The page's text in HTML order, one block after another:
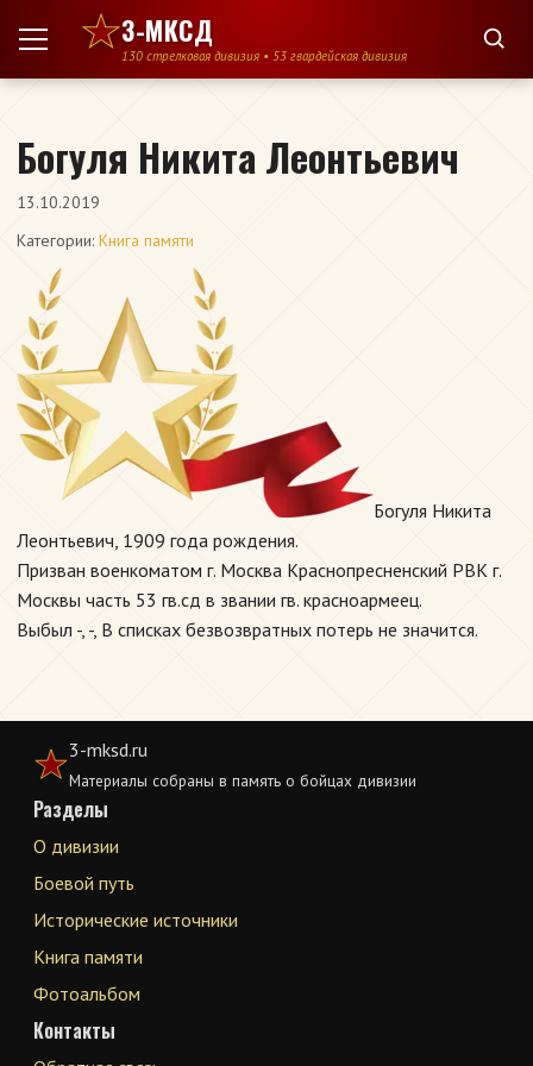
Перейти к содержимому
3-МКСД
130 стрелковая дивизия • 53 гвардейская дивизия
Богуля Никита Леонтьевич
13.10.2019
Категории: Книга памяти
Богуля Никита
Леонтьевич, 1909 года рождения.
Призван военкоматом г. Москва Краснопресненский РВК г.
Москвы часть 53 гв.сд в звании гв. красноармеец.
Выбыл -, -, В списках безвозвратных потерь не значится.
3-mksd.ru
Материалы собраны в память о бойцах дивизии
Разделы
О дивизии
Боевой путь
Исторические источники
Книга памяти
Фотоальбом
Контакты